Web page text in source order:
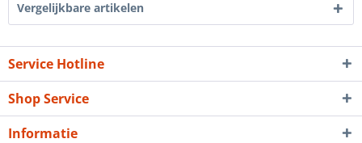
Vergelijkbare artikelen
Service Hotline
Shop Service
Informatie